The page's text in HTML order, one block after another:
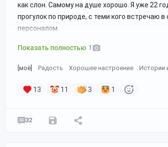
как слон. Самому на душе хорошо. Я уже 22
прогулок по природе, с теми кого
персоналом.
Показать полностью 1
[моё] Радость Хорошее настроение Истории
13 11 3 1
32